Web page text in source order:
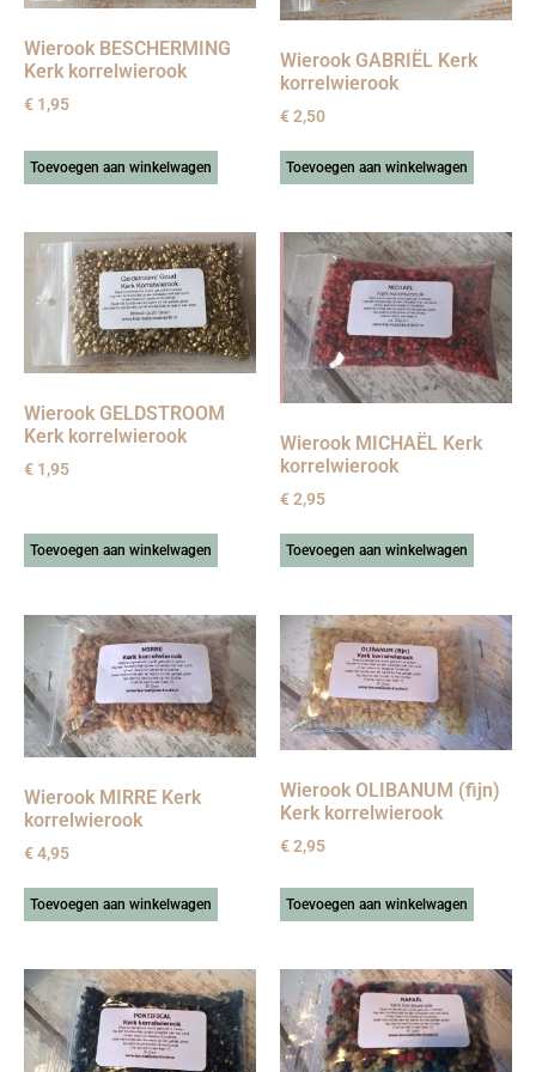
Wierook BESCHERMING
Kerk korrelwierook
€ 1,95
Toevoegen aan winkelwagen
Wierook GABRIËL Kerk
korrelwierook
€2,50
Toevoegen aan winkelwagen
Wierook GELDSTROOM
Kerk korrelwierook
€ 1,95
Toevoegen aan winkelwagen
Wierook MICHAËL Kerk
korrelwierook
€2,95
Toevoegen aan winkelwagen
Wierook MIRRE Kerk
korrelwierook
€4,95
Toevoegen aan winkelwagen
Wierook OLIBANUM (fijn)
Kerk korrelwierook
€2,95
Toevoegen aan winkelwagen